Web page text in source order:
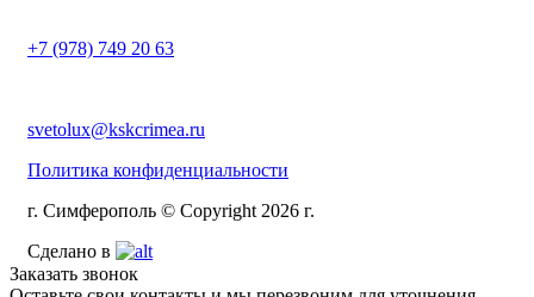
+7 (978) 749 20 63
svetolux@kskcrimea.ru
Политика конфиденциальности
г. Симферополь © Copyright 2026 г.
Сделано в
Заказать звонок